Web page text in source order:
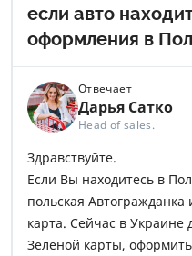
если авто
оформления в
Отвечает
Дарья Сатко
Head of sales.
Здравствуйте.
Если Вы находитесь в
польская Автогражданка
карта. Сейчас в Украине
Зеленой карты,